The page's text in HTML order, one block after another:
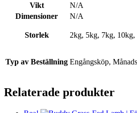
Vikt
N/A
Dimensioner
N/A
Storlek 2kg, 5kg, 7kg, 10kg,
Typ av Beställning Engångsköp,
Relaterade produkter